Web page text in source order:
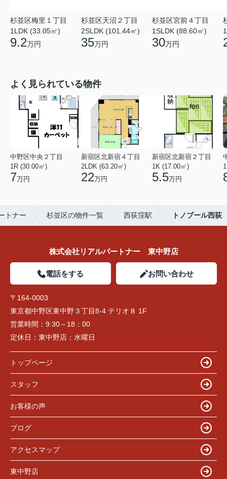
杉並区梅里１丁目
1LDK (33.05㎡)
9.2万円
杉並区天沼２丁目
2SLDK (101.44㎡)
35万円
杉並区宮前４丁目
1SLDK (88.60㎡)
30万円
よく見られている物件
中野区中央２丁目
1R (30.00㎡)
7万円
新宿区北新宿４丁目
2LDK (63.20㎡)
22万円
新宿区北新宿２丁目
1K (17.00㎡)
5.5万円
トナー 杉並区の物件一覧 西荻窪駅 トノブール西荻
株式会社リアルパートナー 東中野店
電話をする お問い合わせ
〒164-0003
東京都中野区東中野３丁目8-4 テリオ８ 1F
営業時間： 9:30～18：00
定休日： 東中野店：水曜日
トップページ
スタッフ
お客様の声
ブログ
アクセスマップ
東中野店